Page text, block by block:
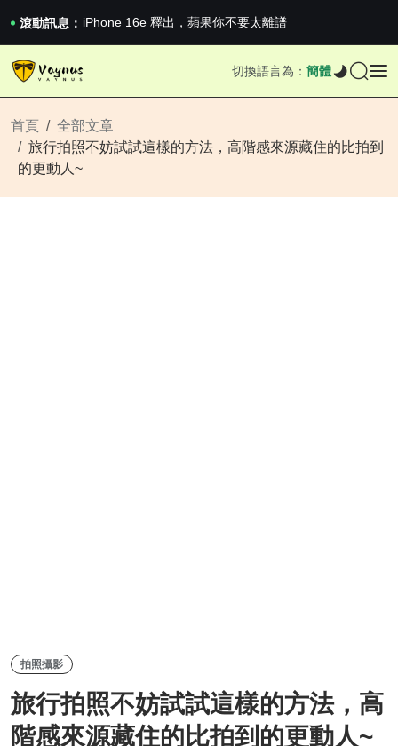
滾動訊息： iPhone 16e 釋出，蘋果你不要太離譜
2026澳網男單收官：全滿貫對上全滿亞，德約...
《巔峰守衛 Highguard》正式上線，官...
切換語言為： 簡體
首頁
全部文章
旅行拍照不妨試試這樣的方法，高階感來源藏住的比拍到
的更動人~
拍照攝影
旅行拍照不妨試試這樣的方法，高
階感來源藏住的比拍到的更動人~